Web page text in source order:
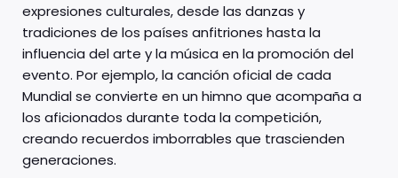
expresiones culturales, desde las danzas y
tradiciones de los países anfitriones hasta la
influencia del arte y la música en la promoción del
evento. Por ejemplo, la canción oficial de cada
Mundial se convierte en un himno que acompaña a
los aficionados durante toda la competición,
creando recuerdos imborrables que trascienden
generaciones.